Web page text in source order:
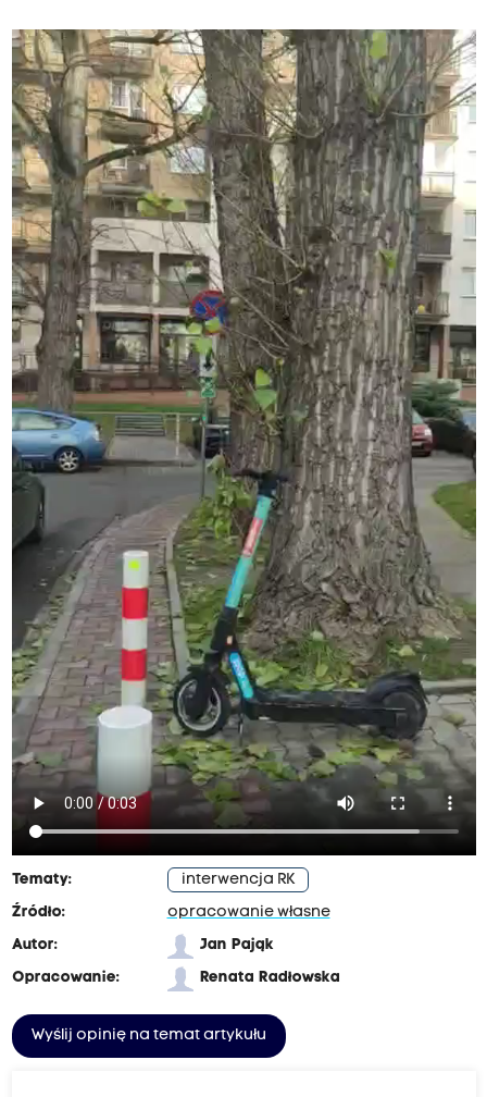
Tematy:
interwencja RK
Źródło:
opracowanie własne
Autor:
Jan Pająk
Opracowanie:
Renata Radłowska
Wyślij opinię na temat artykułu